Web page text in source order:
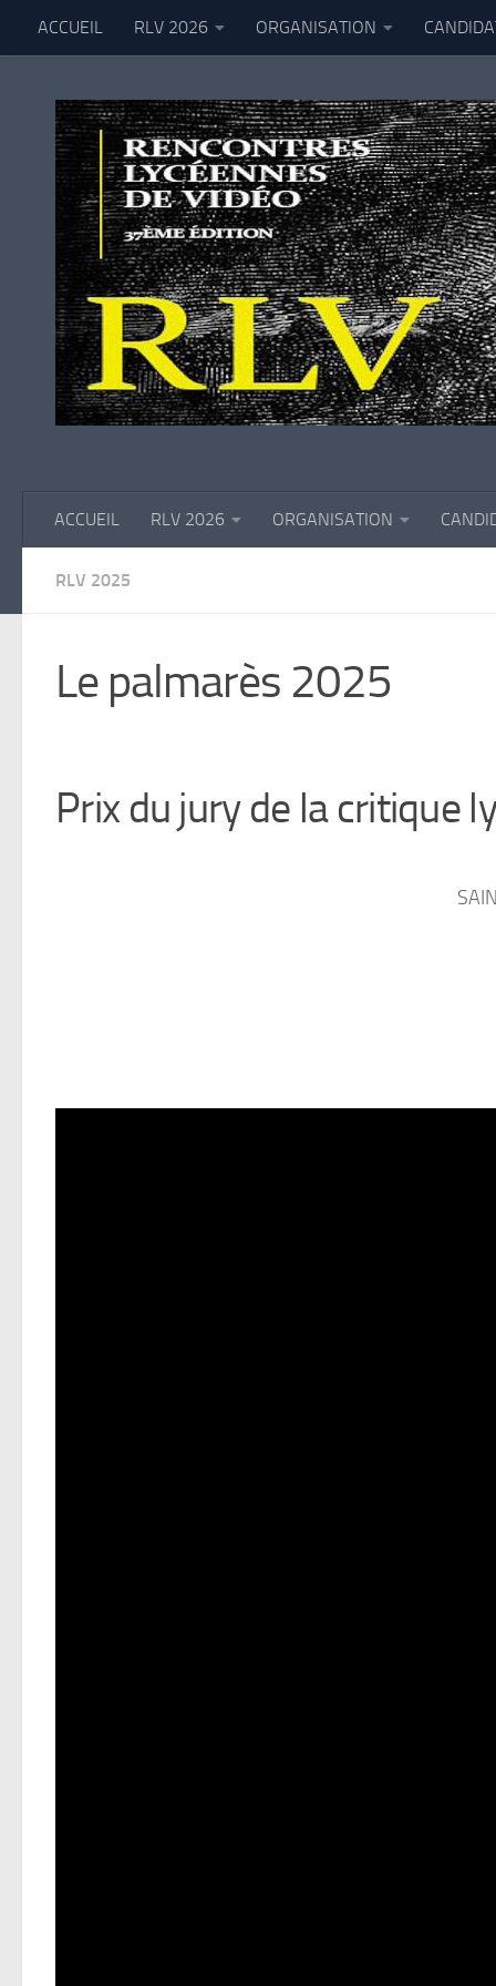
Au dessous du contenu
ACCUEIL RLV 2026 ORGANISATION
ACCUEIL RLV 2026 ORGANISATION
RLV 2025
Le palmarès 2025
Prix du jury de la critique